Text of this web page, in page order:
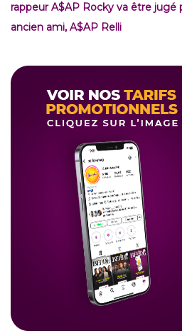
rappeur A$AP Rocky va être jugé
ancien ami, A$AP Relli